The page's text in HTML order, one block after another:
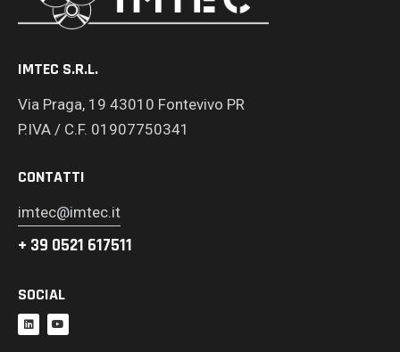
IMTEC S.R.L.
Via Praga, 19 43010 Fontevivo PR
P.IVA / C.F. 01907750341
CONTATTI
imtec@imtec.it
+ 39 0521 617511
SOCIAL